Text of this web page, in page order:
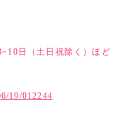
日（土日祝除く）ほど
19/012244